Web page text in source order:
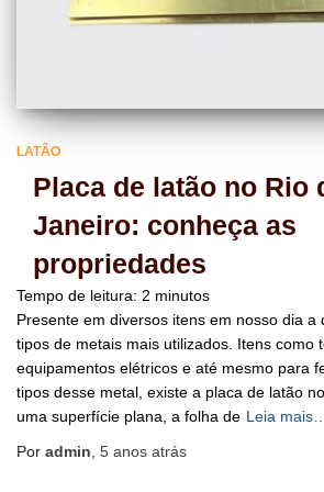
LATÃO
Placa de latão no Rio
Janeiro: conheça as
propriedades
Tempo de leitura: 2 minutos
Presente em diversos itens em nosso dia a
tipos de metais mais utilizados. Itens como
equipamentos elétricos e até mesmo para
tipos desse metal, existe a placa de latão
uma superfície plana, a folha de Leia mais…
Por admin 5 anos atrás